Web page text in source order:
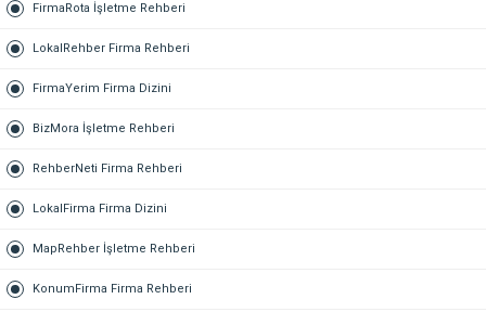
FirmaRota İşletme Rehberi
LokalRehber Firma Rehberi
FirmaYerim Firma Dizini
BizMora İşletme Rehberi
RehberNeti Firma Rehberi
LokalFirma Firma Dizini
MapRehber İşletme Rehberi
KonumFirma Firma Rehberi